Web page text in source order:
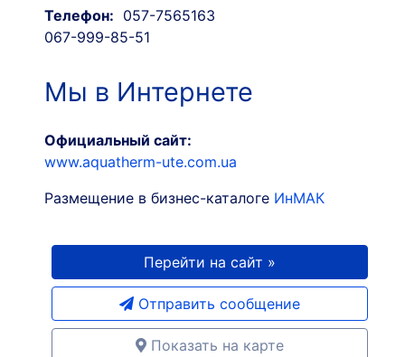
Телефон: 057-7565163
067-999-85-51
Мы в Интернете
Официальный сайт:
www.aquatherm-ute.com.ua
Размещение в бизнес-каталоге ИнМАК
Перейти на сайт »
Отправить сообщение
Показать на карте